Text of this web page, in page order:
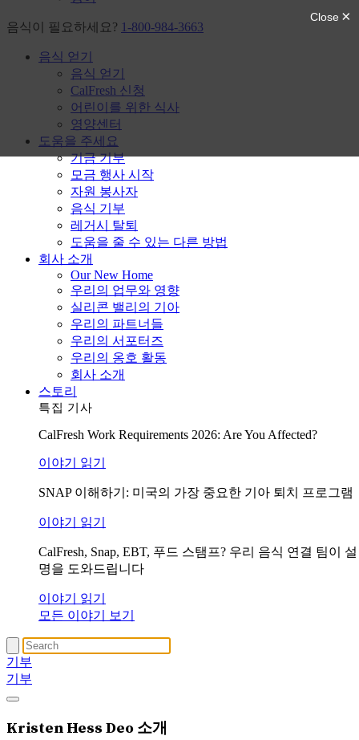
음식이 필요하세요? 1-800-984-3663
음식 얻기
음식 얻기
CalFresh 신청
어린이를 위한 식사
영양센터
도움을 주세요
기금 기부
모금 행사 시작
자원 봉사자
음식 기부
레거시 탈퇴
도움을 줄 수 있는 다른 방법
회사 소개
Our New Home
우리의 업무와 영향
실리콘 밸리의 기아
우리의 파트너들
우리의 서포터즈
우리의 옹호 활동
회사 소개
스토리
특집 기사
CalFresh Work Requirements 2026: Are You Affected?
이야기 읽기
SNAP 이해하기: 미국의 가장 중요한 기아 퇴치 프로그램
이야기 읽기
CalFresh, Snap, EBT, 푸드 스탬프? 우리 음식 연결 팀이 설
명을 도와드립니다
이야기 읽기
모든 이야기 보기
기부
기부
Kristen Hess Deo 소개